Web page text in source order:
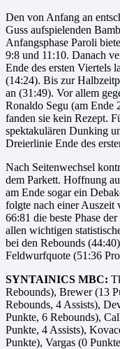
Den von Anfang an
Guss aufspielenden
Anfangsphase Paroli
9:8 und 11:10. Danach
Ende des ersten Viertels
(14:24). Bis zur
an (31:49). Vor allem
Ronaldo Segu (am Ende
fanden sie kein Rezept.
spektakulären Dunking
Dreierlinie Ende des
Nach Seitenwechsel
dem Parkett. Hoffnung
am Ende sogar ein
folgte nach einer Auszeit
66:81 die beste Phase
allen wichtigen
bei den Rebounds
Feldwurfquote (51:36
SYNTAINICS MBC:
Rebounds), Brewer (13
Rebounds, 4 Assists),
Punkte, 6 Rebounds),
Punkte, 4 Assists),
Punkte), Vargas (0